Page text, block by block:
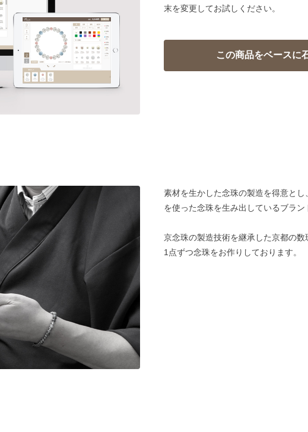
末を変更してお試しください。
素材を生かした念珠の製造を得意と
を使った念珠を生み出しているブラン
京念珠の製造技術を継承した京都の数
1点ずつ念珠をお作りしております。